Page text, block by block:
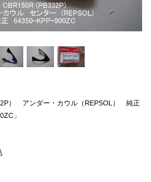
） アンダー・カウル（REPSOL） 純正
」